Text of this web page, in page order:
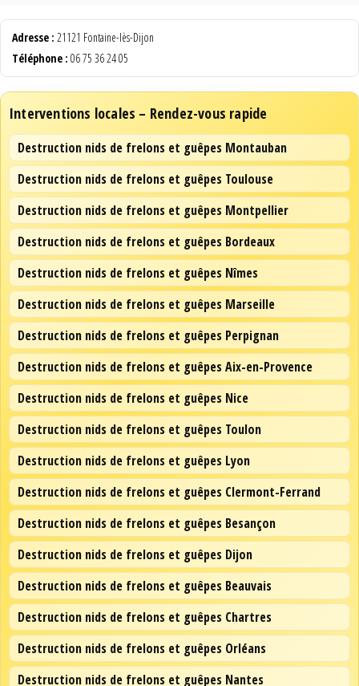
Adresse : 21121 Fontaine-lès-Dijon
Téléphone : 06 75 36 24 05
Interventions locales – Rendez-vous rapide
Destruction nids de frelons et guêpes Montauban
Destruction nids de frelons et guêpes Toulouse
Destruction nids de frelons et guêpes Montpellier
Destruction nids de frelons et guêpes Bordeaux
Destruction nids de frelons et guêpes Nîmes
Destruction nids de frelons et guêpes Marseille
Destruction nids de frelons et guêpes Perpignan
Destruction nids de frelons et guêpes Aix-en-Provence
Destruction nids de frelons et guêpes Nice
Destruction nids de frelons et guêpes Toulon
Destruction nids de frelons et guêpes Lyon
Destruction nids de frelons et guêpes Clermont-Ferrand
Destruction nids de frelons et guêpes Besançon
Destruction nids de frelons et guêpes Dijon
Destruction nids de frelons et guêpes Beauvais
Destruction nids de frelons et guêpes Chartres
Destruction nids de frelons et guêpes Orléans
Destruction nids de frelons et guêpes Nantes